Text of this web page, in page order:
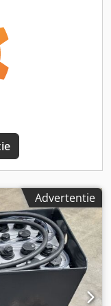
1900 mm/3000
koelsegmenten.
ter plaatse is
Advertentie